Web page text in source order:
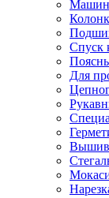
Спуск
Для